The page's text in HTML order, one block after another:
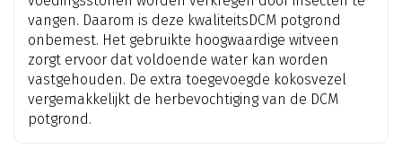
vangen. Daarom is deze kwaliteitsDCM potgrond
onbemest. Het gebruikte hoogwaardige witveen
zorgt ervoor dat voldoende water kan worden
vastgehouden. De extra toegevoegde kokosvezel
vergemakkelijkt de herbevochtiging van de DCM
potgrond.